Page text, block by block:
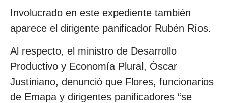
Involucrado en este expediente también
aparece el dirigente panificador Rubén Ríos.
Al respecto, el ministro de Desarrollo
Productivo y Economía Plural, Óscar
Justiniano, denunció que Flores, funcionarios
de Emapa y dirigentes panificadores “se